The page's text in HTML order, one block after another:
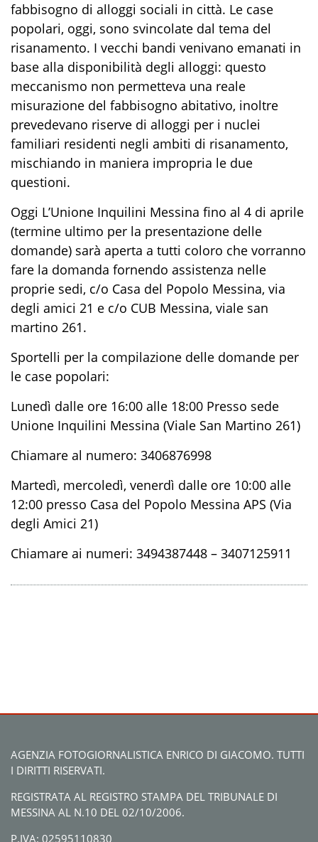
fabbisogno di alloggi sociali in città. Le case
popolari, oggi, sono svincolate dal tema del
risanamento. I vecchi bandi venivano emanati in
base alla disponibilità degli alloggi: questo
meccanismo non permetteva una reale
misurazione del fabbisogno abitativo, inoltre
prevedevano riserve di alloggi per i nuclei
familiari residenti negli ambiti di risanamento,
mischiando in maniera impropria le due
questioni.
Oggi L’Unione Inquilini Messina fino al 4 di aprile
(termine ultimo per la presentazione delle
domande) sarà aperta a tutti coloro che vorranno
fare la domanda fornendo assistenza nelle
proprie sedi, c/o Casa del Popolo Messina, via
degli amici 21 e c/o CUB Messina, viale san
martino 261.
Sportelli per la compilazione delle domande per
le case popolari:
Lunedì dalle ore 16:00 alle 18:00 Presso sede
Unione Inquilini Messina (Viale San Martino 261)
Chiamare al numero: 3406876998
Martedì, mercoledì, venerdì dalle ore 10:00 alle
12:00 presso Casa del Popolo Messina APS (Via
degli Amici 21)
Chiamare ai numeri: 3494387448 – 3407125911
AGENZIA FOTOGIORNALISTICA ENRICO DI GIACOMO. TUTTI
I DIRITTI RISERVATI.
REGISTRATA AL REGISTRO STAMPA DEL TRIBUNALE DI
MESSINA AL N.10 DEL 02/10/2006.
P.IVA: 02595110830